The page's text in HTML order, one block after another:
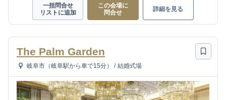
一括問合せ
リストに追加
この会場に
問合せ
詳細を見る
The Palm Garden
岐阜市（岐阜駅から車で15分） / 結婚式場